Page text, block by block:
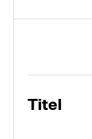
Titel